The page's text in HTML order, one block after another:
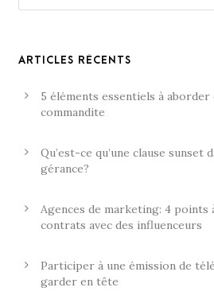
ARTICLES RÉCENTS
5 éléments essentiels à
commandite
Qu’est-ce qu’une clause sunset
gérance?
Agences de marketing: 4 points
contrats avec des influenceurs
Participer à une émission de
garder en tête